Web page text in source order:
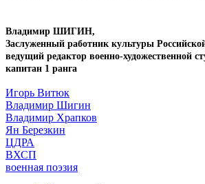
Владимир ШИГИН,
Заслуженный работник культуры
ведущий редактор военно-художественной
капитан 1 ранга
Игорь Витюк
Владимир Шигин
Владимир Храпков
Ян Березкин
ЦДРА
ВХСП
военная поэзия